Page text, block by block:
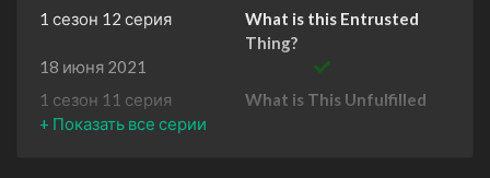
1 сезон 12 серия
What is this Entrusted
Thing?
18 июня 2021
1 сезон 11 серия
What is This Unfulfilled